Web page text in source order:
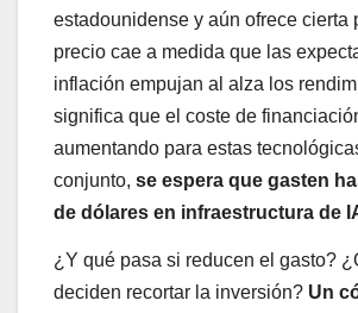
estadounidense y aún ofrece cierta
precio cae a medida que las
inflación empujan al alza los
significa que el coste de
aumentando para estas
conjunto, se espera que gasten
de dólares en infraestructura de
¿Y qué pasa si reducen el gasto?
deciden recortar la inversión? Un